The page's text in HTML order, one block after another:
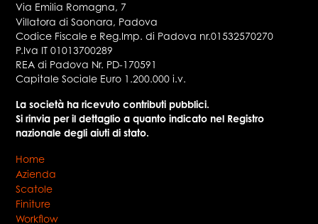
Via Emilia Romagna, 7
Villatora di Saonara, Padova
Codice Fiscale e Reg.Imp. di Padova nr.01532570270
P.Iva IT 01013700289
REA di Padova Nr. PD-170591
Capitale Sociale Euro 1.200.000 i.v.
La società ha ricevuto contributi pubblici.
Si rinvia per il dettaglio a quanto indicato nel Registro
nazionale degli aiuti di stato.
Home
Azienda
Scatole
Finiture
Workflow